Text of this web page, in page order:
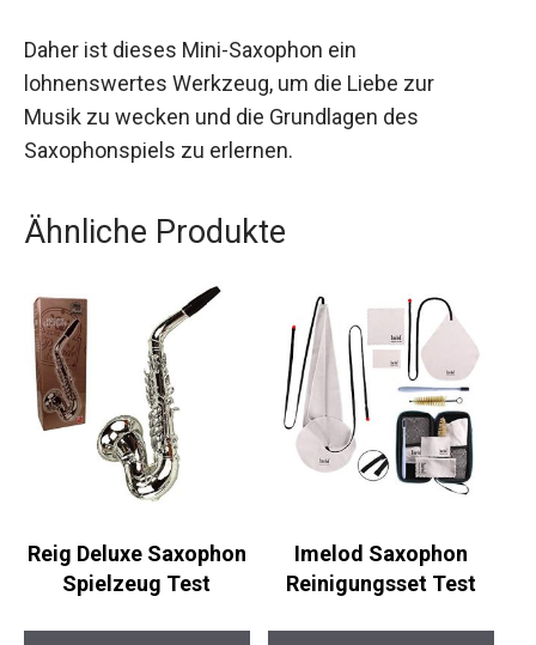
Daher ist dieses Mini-Saxophon ein
lohnenswertes Werkzeug, um die Liebe zur
Musik zu wecken und die Grundlagen des
Saxophonspiels zu erlernen.
Ähnliche Produkte
Reig Deluxe Saxophon
Spielzeug Test
Imelod Saxophon
Reinigungsset Test